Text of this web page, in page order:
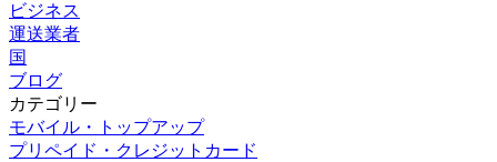
ビジネス
運送業者
国
ブログ
カテゴリー
モバイル・トップアップ
プリペイド・クレジットカード